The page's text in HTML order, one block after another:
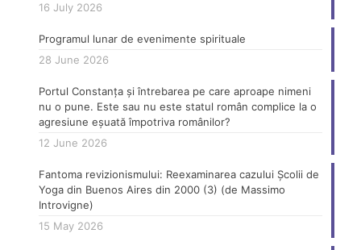
16 July 2026
Programul lunar de evenimente spirituale
28 June 2026
Portul Constanța și întrebarea pe care aproape nimeni
nu o pune. Este sau nu este statul român complice la o
agresiune eșuată împotriva românilor?
12 June 2026
Fantoma revizionismului: Reexaminarea cazului Școlii de
Yoga din Buenos Aires din 2000 (3) (de Massimo
Introvigne)
15 May 2026